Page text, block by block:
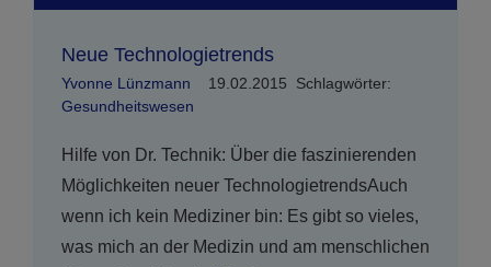
Neue Technologietrends
Yvonne Lünzmann 19.02.2015
Schlagwörter:
Gesundheitswesen
Hilfe von Dr. Technik: Über die faszinierenden
Möglichkeiten neuer TechnologietrendsAuch
wenn ich kein Mediziner bin: Es gibt so vieles,
was mich an der Medizin und am menschlichen